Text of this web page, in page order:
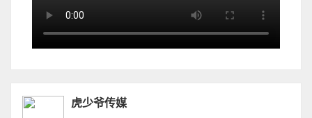
虎少爷传媒